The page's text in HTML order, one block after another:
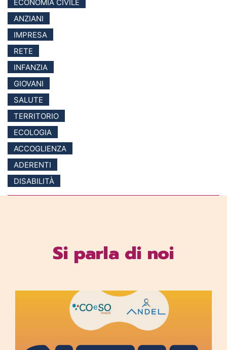
ECONOMIA CIVILE
ANZIANI
IMPRESA
RETE
INFANZIA
GIOVANI
SALUTE
TERRITORIO
ECOLOGIA
ACCOGLIENZA
ADERENTI
DISABILITÀ
Si parla di noi